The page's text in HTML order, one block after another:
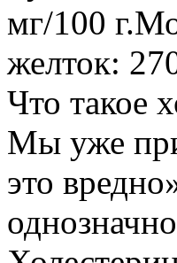
мг/100
желток:
Что такое
Мы уже
это